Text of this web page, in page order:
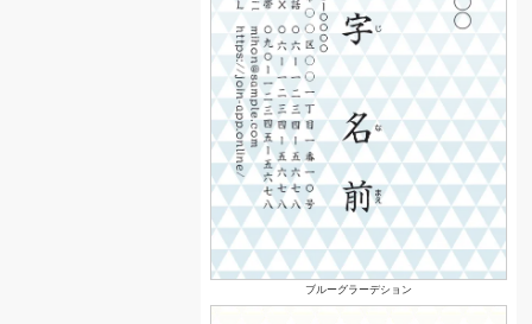
ブルーグラーデション